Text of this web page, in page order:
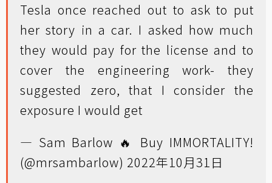
Tesla once reached out to ask to put
her story in a car. I asked how much
they would pay for the license and to
cover the engineering work- they
suggested zero, that I consider the
exposure I would get
— Sam Barlow 🔥 Buy IMMORTALITY!
(@mrsambarlow) 2022年10月31日